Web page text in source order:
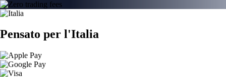
Pensato per l'Italia